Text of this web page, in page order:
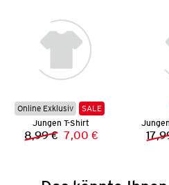
Online Exklusiv
SALE
Jungen T-Shirt
Vorheriger Preis:
8,99 € Neuer Preis:
7,00 €